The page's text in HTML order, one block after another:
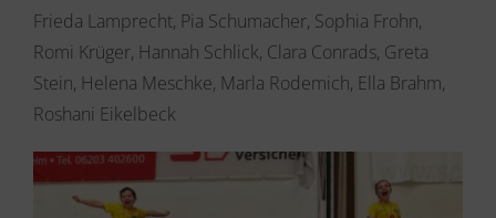
Frieda Lamprecht, Pia Schumacher, Sophia Frohn,
Romi Krüger, Hannah Schlick, Clara Conrads, Greta
Stein, Helena Meschke, Marla Rodemich, Ella Brahm,
Roshani Eikelbeck